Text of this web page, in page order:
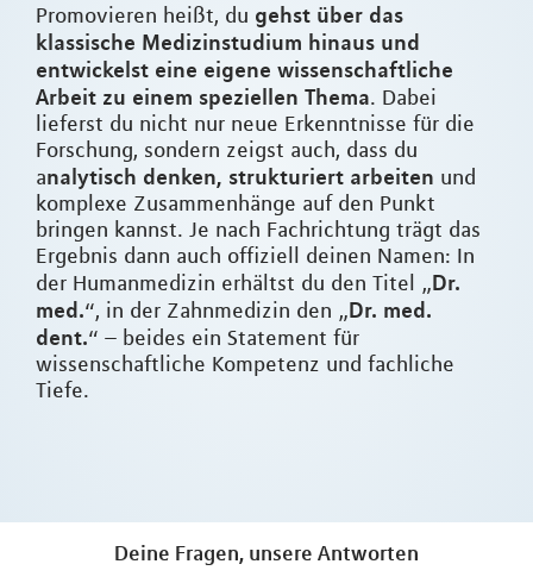
Promovieren heißt, du gehst über das
klassische Medizinstudium hinaus und
entwickelst eine eigene wissenschaftliche
Arbeit zu einem speziellen Thema. Dabei
lieferst du nicht nur neue Erkenntnisse für die
Forschung, sondern zeigst auch, dass du
analytisch denken, strukturiert arbeiten und
komplexe Zusammenhänge auf den Punkt
bringen kannst. Je nach Fachrichtung trägt das
Ergebnis dann auch offiziell deinen Namen: In
der Humanmedizin erhältst du den Titel „Dr.
med.“, in der Zahnmedizin den „Dr. med.
dent.“ – beides ein Statement für
wissenschaftliche Kompetenz und fachliche
Tiefe.
Deine Fragen, unsere Antworten